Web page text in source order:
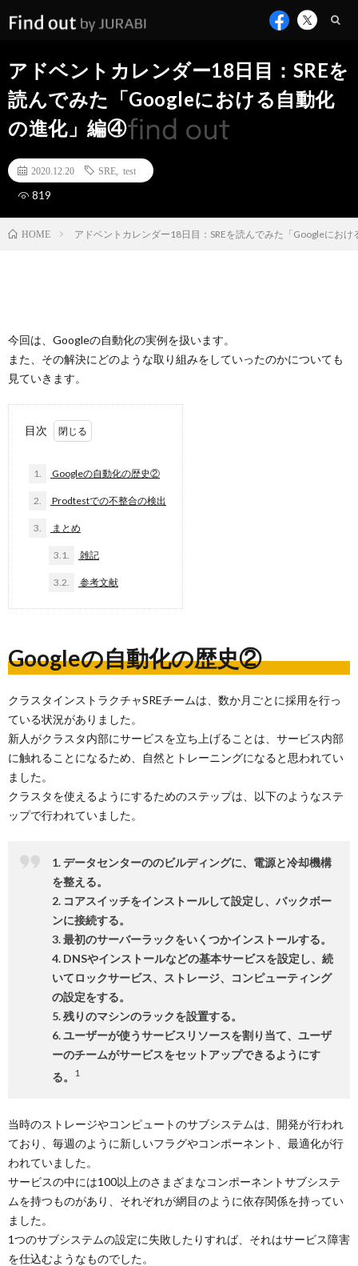
アドベントカレンダー18日目：SREを
読んでみた「Googleにおける自動化
の進化」編④
2020.12.20 SRE test
819
HOME アドベントカレンダー18日目：SREを読んでみた「Googleにお
今回は、Googleの自動化の実例を扱います。
また、その解決にどのような取り組みをしていったのかについても
見ていきます。
目次
1. Googleの自動化の歴史②
2. Prodtestでの不整合の検出
3. まとめ
3.1. 雑記
3.2. 参考文献
Googleの自動化の歴史②
クラスタインストラクチャSREチームは、数か月ごとに採用を行っ
ている状況がありました。
新人がクラスタ内部にサービスを立ち上げることは、サービス内部
に触れることになるため、自然とトレーニングになると思われてい
ました。
クラスタを使えるようにするためのステップは、以下のようなステ
ップで行われていました。
1. データセンターののビルディングに、電源と冷却機構
を整える。
2. コアスイッチをインストールして設定し、バックボー
ンに接続する。
3. 最初のサーバーラックをいくつかインストールする。
4. DNSやインストールなどの基本サービスを設定し、続
いてロックサービス、ストレージ、コンピューティング
の設定をする。
5. 残りのマシンのラックを設置する。
6. ユーザーが使うサービスリソースを割り当て、ユーザ
ーのチームがサービスをセットアップできるようにす
る。
1
当時のストレージやコンピュートのサブシステムは、開発が行われ
ており、毎週のように新しいフラグやコンポーネント、最適化が行
われていました。
サービスの中には100以上のさまざまなコンポーネントサブシステ
ムを持つものがあり、それぞれが網目のように依存関係を持ってい
ました。
1つのサブシステムの設定に失敗したりすれば、それはサービス障害
を仕込むようなものでした。